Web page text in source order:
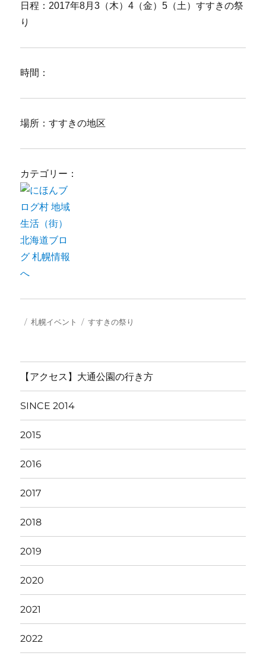
日程：2017年8月3（木）4（金）5（土）すすきの祭
り
時間：
場所：すすきの地区
カテゴリー：
投 カ
ー
札幌イベント
タ
すすきの祭り
【アクセス】大通公園の行き方
SINCE 2014
2015
2016
2017
2018
2019
2020
2021
2022